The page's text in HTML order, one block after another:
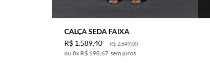
CALÇA SEDA FAIXA
R$2.649,00
R$1.589,40
8xR$ 198,67 sem juros